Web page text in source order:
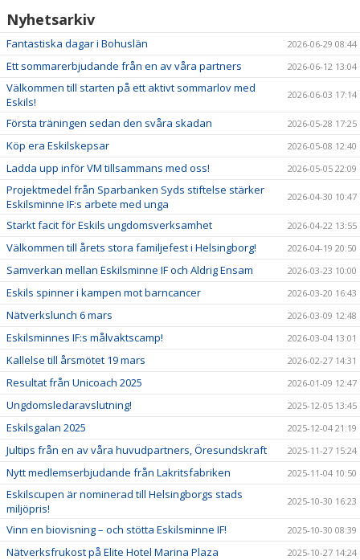
Nyhetsarkiv
Fantastiska dagar i Bohuslän 2026-06-29 08:44
Ett sommarerbjudande från en av våra partners 2026-06-12 13:04
Välkommen till starten på ett aktivt sommarlov med
Eskils!
2026-06-03 17:14
Första träningen sedan den svåra skadan 2026-05-28 17:25
Köp era Eskilskepsar 2026-05-08 12:40
Ladda upp inför VM tillsammans med oss! 2026-05-05 22:09
Projektmedel från Sparbanken Syds stiftelse stärker
Eskilsminne IF:s arbete med unga
2026-04-30 10:47
Starkt facit för Eskils ungdomsverksamhet 2026-04-22 13:55
Välkommen till årets stora familjefest i Helsingborg! 2026-04-19 20:50
Samverkan mellan Eskilsminne IF och Aldrig Ensam 2026-03-23 10:00
Eskils spinner i kampen mot barncancer 2026-03-20 16:43
Nätverkslunch 6 mars 2026-03-09 12:48
Eskilsminnes IF:s målvaktscamp! 2026-03-04 13:01
Kallelse till årsmötet 19 mars 2026-02-27 14:31
Resultat från Unicoach 2025 2026-01-09 12:47
Ungdomsledaravslutning! 2025-12-05 13:45
Eskilsgalan 2025 2025-12-04 21:19
Jultips från en av våra huvudpartners, Öresundskraft 2025-11-27 15:24
Nytt medlemserbjudande från Lakritsfabriken 2025-11-04 10:50
Eskilscupen är nominerad till Helsingborgs stads
miljöpris!
2025-10-30 16:23
Vinn en biovisning – och stötta Eskilsminne IF! 2025-10-30 08:39
Nätverksfrukost på Elite Hotel Marina Plaza 2025-10-27 14:24